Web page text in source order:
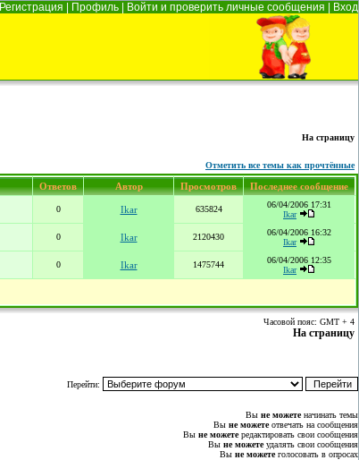
Регистрация Профиль Войти и проверить личные сообщения Вход
На страницу
Отметить все темы как прочтённые
Ответов Автор Просмотров Последнее сообщение
0 Ikar 635824
06/04/2006 17:31
Ikar
0 Ikar 2120430
06/04/2006 16:32
Ikar
0 Ikar 1475744
06/04/2006 12:35
Ikar
Часовой пояс: GMT + 4
На страницу
Перейти:
Вы не можетеначинать темы
Вы не можетеотвечать на сообщения
Вы не можетередактировать свои сообщения
Вы не можетеудалять свои сообщения
Вы не можетеголосовать в опросах